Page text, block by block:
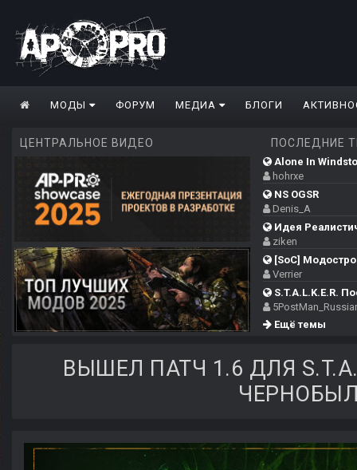
МОДЫ ФОРУМ МЕДИА БЛОГИ
ЦЕНТРАЛЬНОЕ ВИДЕО ПОСЛЕДНИЕ
Alone In
hohrxe
NS OGSR
Denis_A
Идея
ziken
[SoC]
Verrier
S.T.A.L.K.E.R.
Ещё темы
ВЫШЕЛ ПАТЧ 1.6 ДЛЯ